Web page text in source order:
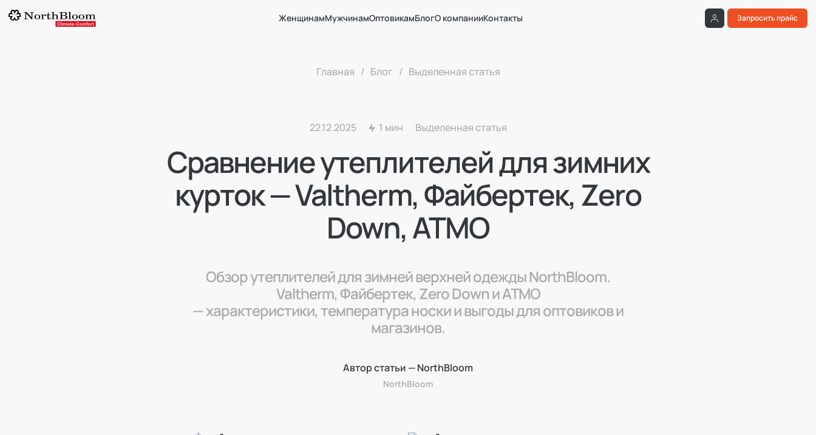
ЖенщинамМужчинамОптовикамБлогО компанииКонтакты Запросить прайс
Главная / Блог / Выделенная статья
22.12.2025 1 мин Выделенная статья
Сравнение утеплителей для зимних
курток — Valtherm, Файбертек, Zero
Down, ATMO
Обзор утеплителей для зимней верхней одежды NorthBloom.
Valtherm, Файбертек, Zero Down и ATMO
— характеристики, температура носки и выгоды для оптовиков и
магазинов.
Автор статьи — NorthBloom
NorthBloom